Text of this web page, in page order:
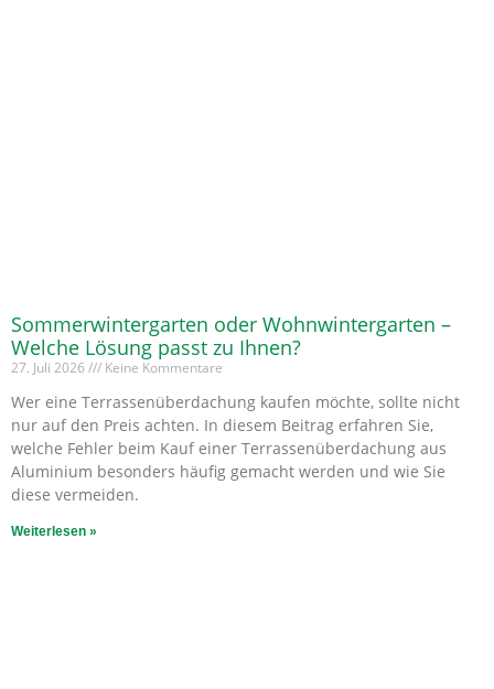
Sommerwintergarten oder Wohnwintergarten –
Welche Lösung passt zu Ihnen?
27. Juli 2026 Keine Kommentare
Wer eine Terrassenüberdachung kaufen möchte, sollte nicht
nur auf den Preis achten. In diesem Beitrag erfahren Sie,
welche Fehler beim Kauf einer Terrassenüberdachung aus
Aluminium besonders häufig gemacht werden und wie Sie
diese vermeiden.
Weiterlesen »